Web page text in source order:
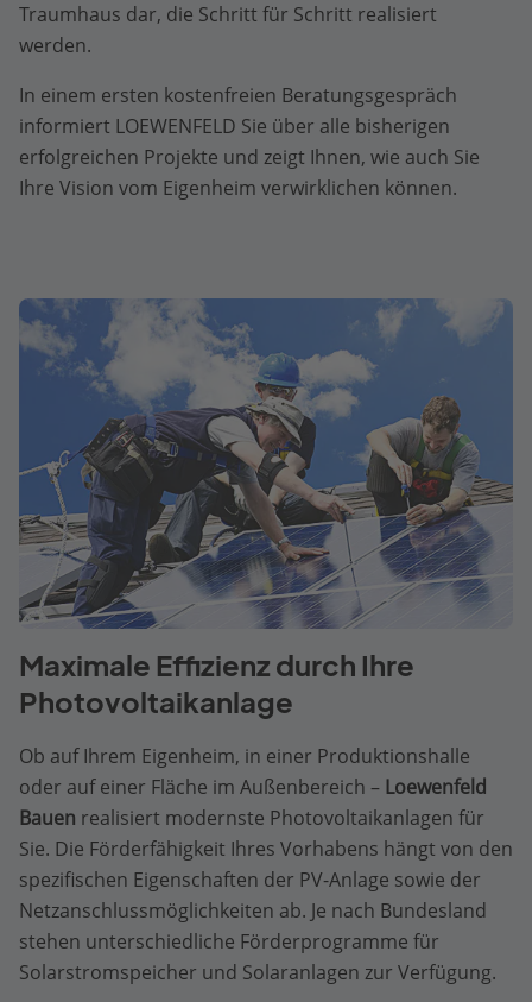
Traumhaus dar, die Schritt für Schritt realisiert
werden.
In einem ersten kostenfreien Beratungsgespräch
informiert LOEWENFELD Sie über alle bisherigen
erfolgreichen Projekte und zeigt Ihnen, wie auch Sie
Ihre Vision vom Eigenheim verwirklichen können.
Maximale Effizienz durch Ihre
Photovoltaikanlage
Ob auf Ihrem Eigenheim, in einer Produktionshalle
oder auf einer Fläche im Außenbereich – Loewenfeld
Bauen realisiert modernste Photovoltaikanlagen für
Sie. Die Förderfähigkeit Ihres Vorhabens hängt von den
spezifischen Eigenschaften der PV-Anlage sowie der
Netzanschlussmöglichkeiten ab. Je nach Bundesland
stehen unterschiedliche Förderprogramme für
Solarstromspeicher und Solaranlagen zur Verfügung.